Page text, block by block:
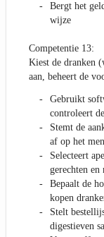
Bergt het
wijze
Competentie 13:
Kiest de dranken
aan, beheert de
Gebruikt
controleert
Stemt de
af op het
Selecteert
gerechten en
Bepaalt de
kopen
Stelt
digestieven